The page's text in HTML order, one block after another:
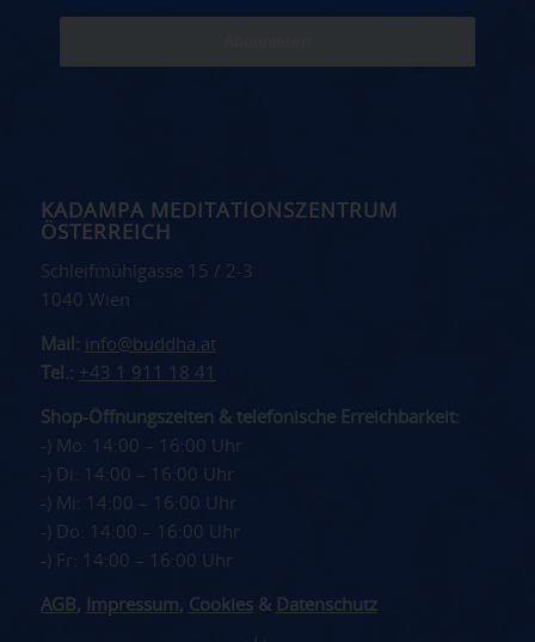
KADAMPA MEDITATIONSZENTRUM
ÖSTERREICH
Schleifmühlgasse 15 / 2-3
1040 Wien
Mail: info@buddha.at
Tel.: +43 1 911 18 41
Shop-Öffnungszeiten & telefonische Erreichbarkeit:
-) Mo: 14:00 – 16:00 Uhr
-) Di: 14:00 – 16:00 Uhr
-) Mi: 14:00 – 16:00 Uhr
-) Do: 14:00 – 16:00 Uhr
-) Fr: 14:00 – 16:00 Uhr
AGB , Impressum, Cookies& Datenschutz